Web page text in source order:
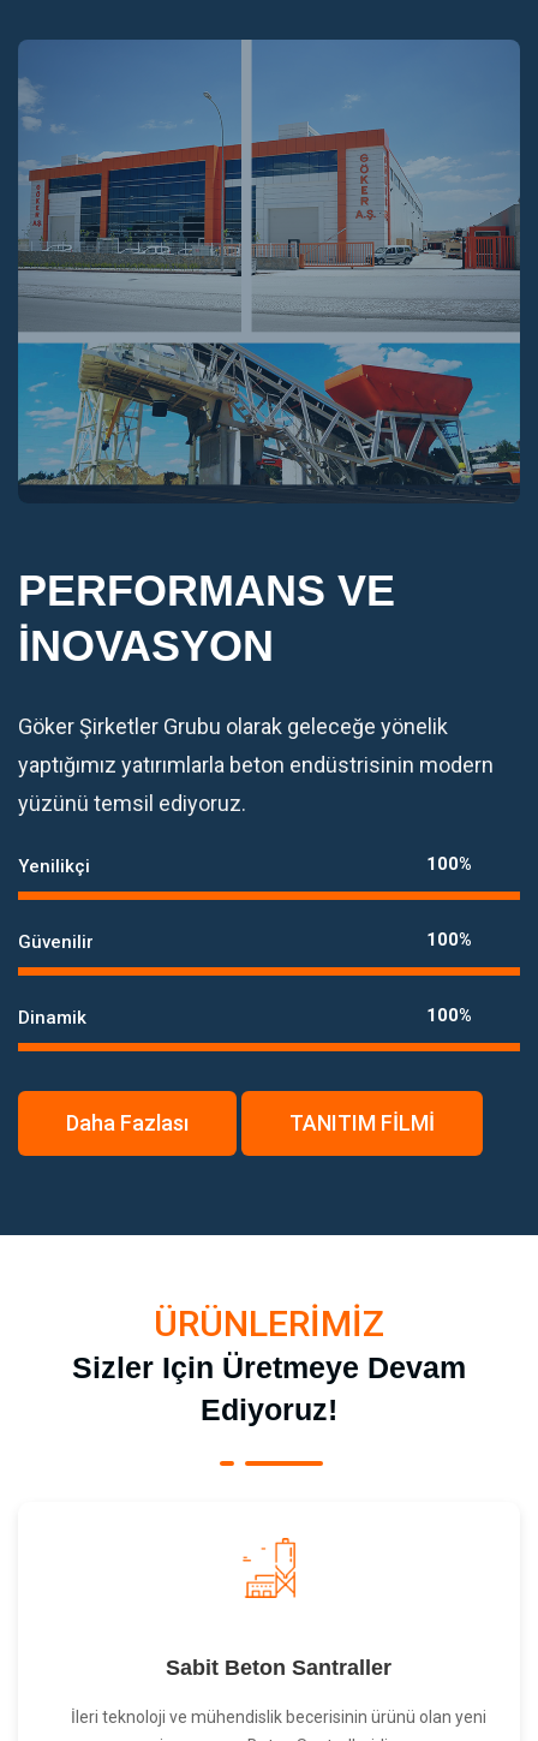
PERFORMANS VE
İNOVASYON
Göker Şirketler Grubu olarak geleceğe yönelik
yaptığımız yatırımlarla beton endüstrisinin modern
yüzünü temsil ediyoruz.
Yenilikçi 100%
Güvenilir 100%
Dinamik 100%
Daha Fazlası TANITIM FİLMİ
ÜRÜNLERİMİZ
Sizler Için Üretmeye Devam
Ediyoruz!
Sabit Beton Santraller
İleri teknoloji ve mühendislik becerisinin ürünü olan yeni